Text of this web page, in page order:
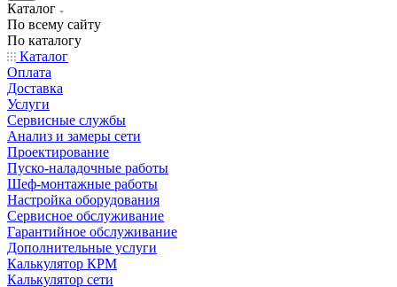
Каталог
По всему сайту
По каталогу
Каталог
Оплата
Доставка
Услуги
Сервисные службы
Анализ и замеры сети
Проектирование
Пуско-наладочные работы
Шеф-монтажные работы
Настройка оборудования
Сервисное обслуживание
Гарантийное обслуживание
Дополнительные услуги
Калькулятор КРМ
Калькулятор сети